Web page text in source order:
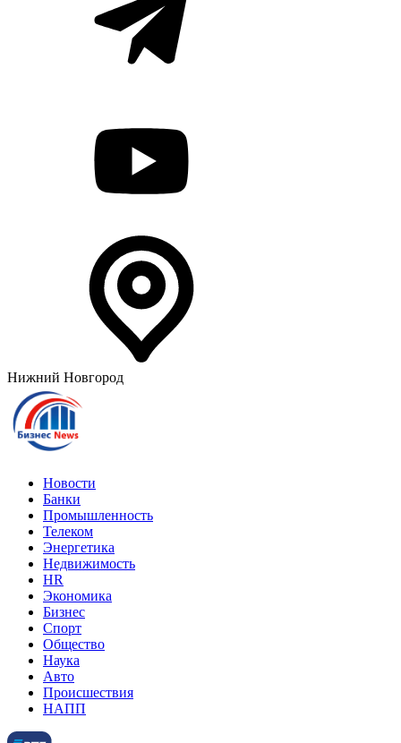
Нижний Новгород
Новости
Банки
Промышленность
Телеком
Энергетика
Недвижимость
HR
Экономика
Бизнес
Спорт
Общество
Наука
Авто
Происшествия
НАПП